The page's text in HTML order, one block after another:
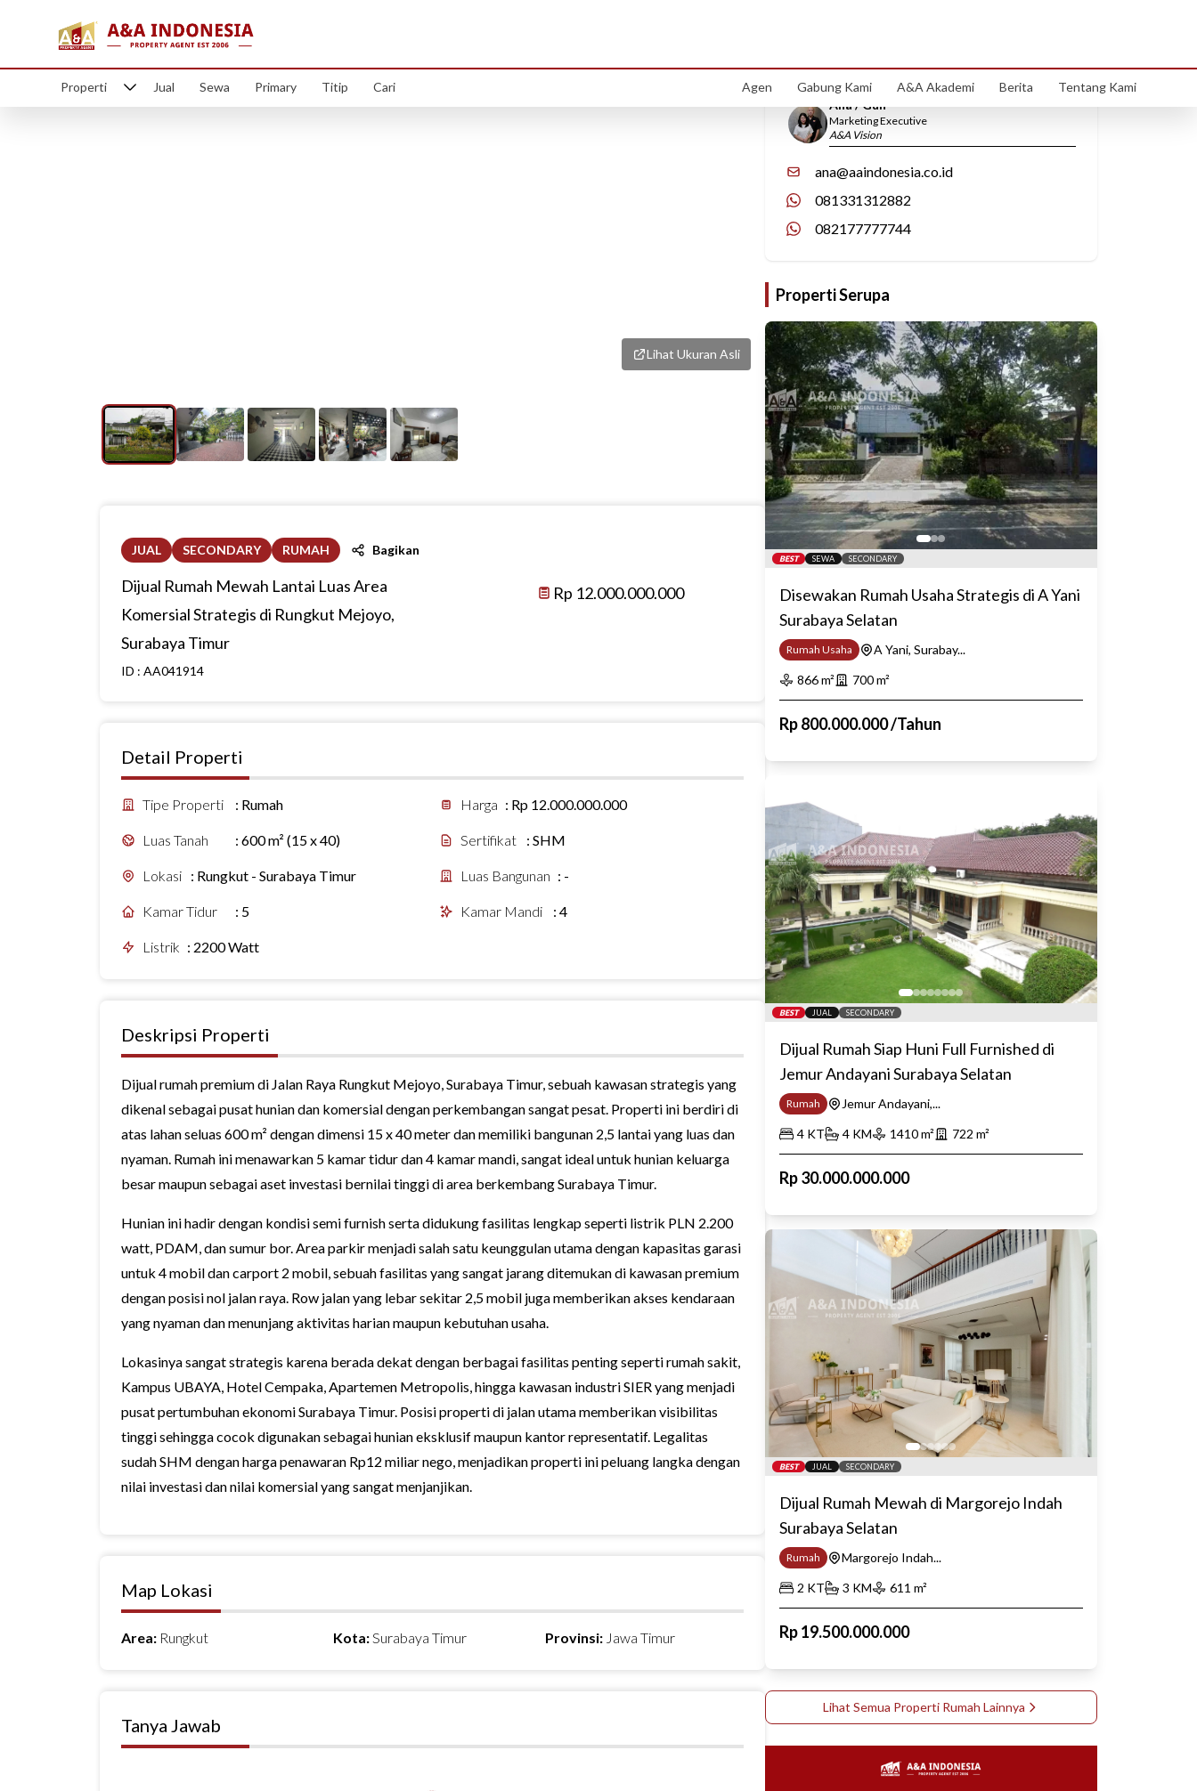
Properti Jual Sewa Primary Titip Cari Agen Gabung Kami A&A Akademi Berita Tentang Kami
Lihat Ukuran Asli
JUAL SECONDARY RUMAH Bagikan
Dijual Rumah Mewah Lantai Luas Area
Komersial Strategis di Rungkut Mejoyo,
Surabaya Timur
Rp 12.000.000.000
ID : AA041914
Detail Properti
Tipe Properti : Rumah Harga : Rp 12.000.000.000
Luas Tanah : 600 m² (15 x 40) Sertifikat :SHM
Lokasi : Rungkut - Surabaya Timur Luas Bangunan : -
Kamar Tidur : 5 Kamar Mandi :4
Listrik : 2200 Watt
Deskripsi Properti
Dijual rumah premium di Jalan Raya Rungkut Mejoyo, Surabaya Timur, sebuah kawasan strategis yang
dikenal sebagai pusat hunian dan komersial dengan perkembangan sangat pesat. Properti ini berdiri di
atas lahan seluas 600 m² dengan dimensi 15 x 40 meter dan memiliki bangunan 2,5 lantai yang luas dan
nyaman. Rumah ini menawarkan 5 kamar tidur dan 4 kamar mandi, sangat ideal untuk hunian keluarga
besar maupun sebagai aset investasi bernilai tinggi di area berkembang Surabaya Timur.
Hunian ini hadir dengan kondisi semi furnish serta didukung fasilitas lengkap seperti listrik PLN 2.200
watt, PDAM, dan sumur bor. Area parkir menjadi salah satu keunggulan utama dengan kapasitas garasi
untuk 4 mobil dan carport 2 mobil, sebuah fasilitas yang sangat jarang ditemukan di kawasan premium
dengan posisi nol jalan raya. Row jalan yang lebar sekitar 2,5 mobil juga memberikan akses kendaraan
yang nyaman dan menunjang aktivitas harian maupun kebutuhan usaha.
Lokasinya sangat strategis karena berada dekat dengan berbagai fasilitas penting seperti rumah sakit,
Kampus UBAYA, Hotel Cempaka, Apartemen Metropolis, hingga kawasan industri SIER yang menjadi
pusat pertumbuhan ekonomi Surabaya Timur. Posisi properti di jalan utama memberikan visibilitas
tinggi sehingga cocok digunakan sebagai hunian eksklusif maupun kantor representatif. Legalitas
sudah SHM dengan harga penawaran Rp12 miliar nego, menjadikan properti ini peluang langka dengan
nilai investasi dan nilai komersial yang sangat menjanjikan.
Map Lokasi
Area: Rungkut Kota:Surabaya Timur Provinsi: Jawa Timur
Tanya Jawab
Hubungi Kami
Ana / Gun
Marketing Executive
A&A Vision
ana@aaindonesia.co.id
081331312882
082177777744
Properti Serupa
BEST SEWA SECONDARY
Disewakan Rumah Usaha Strategis di A Yani
Surabaya Selatan
Rumah Usaha
A Yani, Surabay...
866m² 700m²
Rp800.000.000/Tahun
BEST JUAL SECONDARY
Dijual Rumah Siap Huni Full Furnished di
Jemur Andayani Surabaya Selatan
Rumah
Jemur Andayani,...
4KT 4KM 1410m² 722 m²
Rp30.000.000.000
BEST JUAL SECONDARY
Dijual Rumah Mewah di Margorejo Indah
Surabaya Selatan
Rumah
Margorejo Indah...
2 KT 3 KM 611 m²
Rp19.500.000.000
Lihat Semua Properti Rumah Lainnya